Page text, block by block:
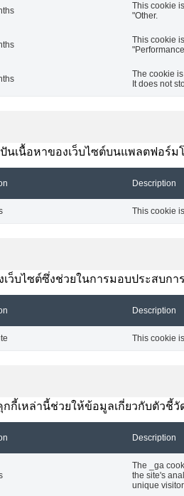
This cookie
"Other.
This cookie
The cookie
It does not
นเนื้อหาของเว็บไซต์บนแพลตฟอ
Description
This cookie
ว็บไซต์ซึ่งช่วยในการมอบประสบก
Description
This cookie
กกี้เหล่านี้ช่วยให้ข้อมูลเกี่ยวกับตัว
Description
The _ga
the site's
unique